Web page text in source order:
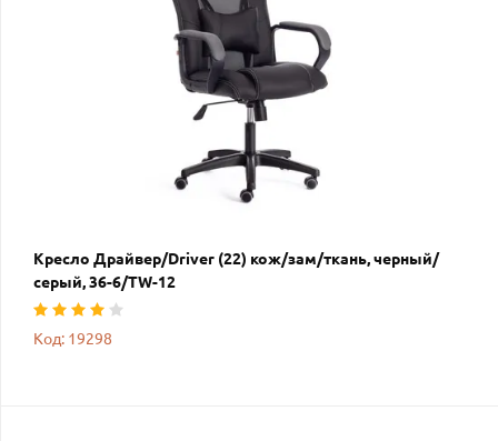
Кресло Драйвер/Driver (22) кож/зам/ткань, черный/
серый, 36-6/TW-12
Код: 19298